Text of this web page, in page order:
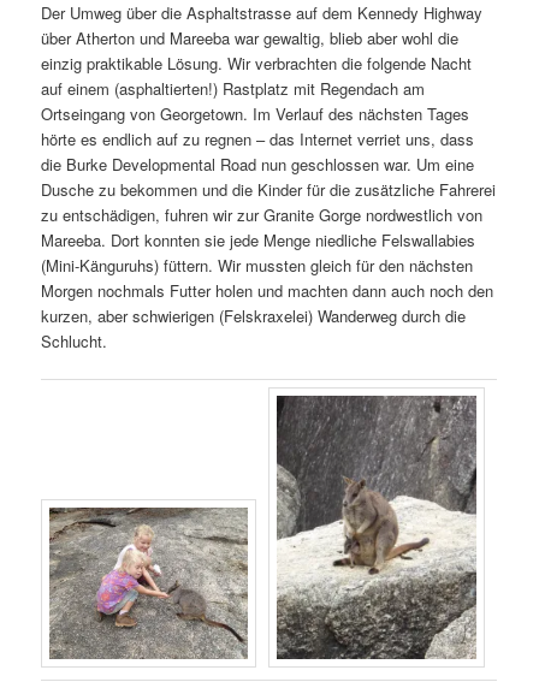
Der Umweg über die Asphaltstrasse auf dem Kennedy Highway
über Atherton und Mareeba war gewaltig, blieb aber wohl die
einzig praktikable Lösung. Wir verbrachten die folgende Nacht
auf einem (asphaltierten!) Rastplatz mit Regendach am
Ortseingang von Georgetown. Im Verlauf des nächsten Tages
hörte es endlich auf zu regnen – das Internet verriet uns, dass
die Burke Developmental Road nun geschlossen war. Um eine
Dusche zu bekommen und die Kinder für die zusätzliche Fahrerei
zu entschädigen, fuhren wir zur Granite Gorge nordwestlich von
Mareeba. Dort konnten sie jede Menge niedliche Felswallabies
(Mini-Känguruhs) füttern. Wir mussten gleich für den nächsten
Morgen nochmals Futter holen und machten dann auch noch den
kurzen, aber schwierigen (Felskraxelei) Wanderweg durch die
Schlucht.